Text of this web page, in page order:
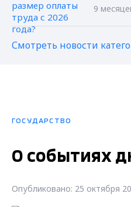
9
Смотреть новости
ГОСУДАРСТВО
О событиях
Опубликовано: 25 октября